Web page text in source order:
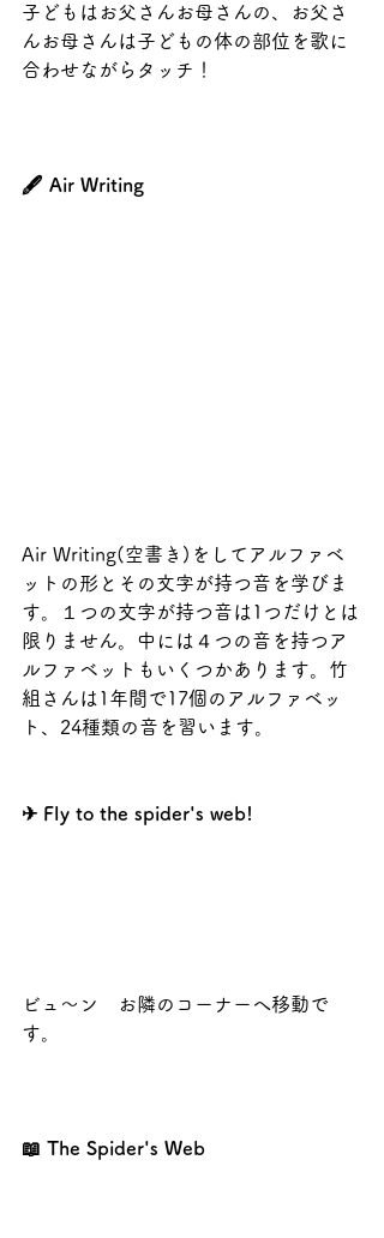
子どもはお父さんお母さんの、お父さ
んお母さんは子どもの体の部位を歌に
合わせながらタッチ！
🖋 Air Writing
Air Writing(空書き)をしてアルファベ
ットの形とその文字が持つ音を学びま
す。１つの文字が持つ音は1つだけとは
限りません。中には４つの音を持つア
ルファベットもいくつかあります。竹
組さんは1年間で17個のアルファベッ
ト、24種類の音を習います。
✈ Fly to the spider's web!
ビュ～ン　お隣のコーナーへ移動で
す。
📖 The Spider's Web